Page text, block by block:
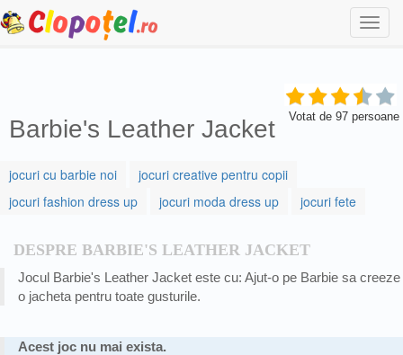
Barbie's Leather Jacket Votat de 97 persoane
jocuri cu barbie noi
jocuri creative pentru copii
jocuri fashion dress up
jocuri moda dress up jocuri fete
DESPRE BARBIE'S LEATHER JACKET
Jocul Barbie's Leather Jacket este cu: Ajut-o pe Barbie sa creeze
o jacheta pentru toate gusturile.
Acest joc nu mai exista.